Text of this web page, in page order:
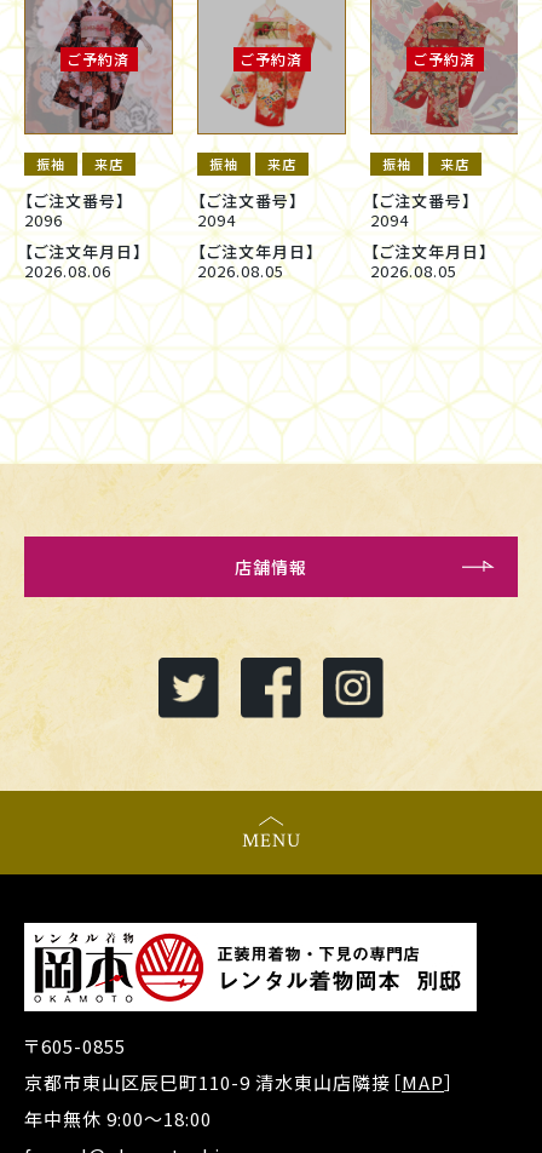
ご予約済
振袖 来店
【ご注文番号】
2096
【ご注文年月日】
2026.08.06
ご予約済
振袖 来店
【ご注文番号】
2094
【ご注文年月日】
2026.08.05
ご予約済
振袖 来店
【ご注文番号】
2094
【ご注文年月日】
2026.08.05
店舗情報
MENU
〒605-0855
京都市東山区辰巳町110-9 清水東山店隣接［MAP］
年中無休 9:00～18:00